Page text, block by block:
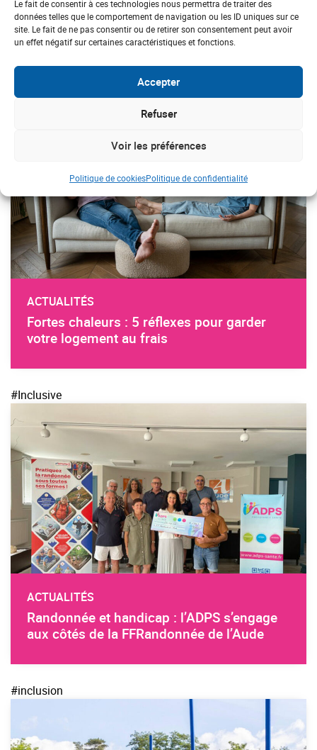
Le fait de consentir à ces technologies nous permettra de traiter des
données telles que le comportement de navigation ou les ID uniques sur ce
site. Le fait de ne pas consentir ou de retirer son consentement peut avoir
un effet négatif sur certaines caractéristiques et fonctions.
Accepter
Refuser
Voir les préférences
Politique de cookiesPolitique de confidentialité
DERNIÈRES ACTUS
#Canicule
ACTUALITÉS
Fortes chaleurs : 5 réflexes pour garder
votre logement au frais
#Inclusive
ACTUALITÉS
Randonnée et handicap : l’ADPS s’engage
aux côtés de la FFRandonnée de l’Aude
#inclusion